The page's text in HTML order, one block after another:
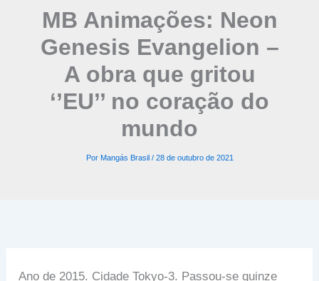
MB Animações: Neon
Genesis Evangelion –
A obra que gritou
‘’EU’’ no coração do
mundo
Por Mangás Brasil / 28 de outubro de 2021
Ano de 2015. Cidade Tokyo-3. Passou-se quinze